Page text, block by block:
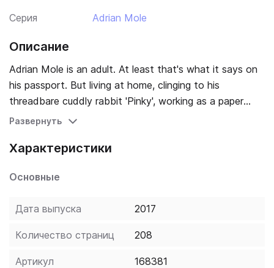
Серия Adrian Mole
Описание
Adrian Mole is an adult. At least that's what it says on
his passport. But living at home, clinging to his
threadbare cuddly rabbit 'Pinky', working as a paper
pusher for the DoE and pining for the love of his life,
what he expected. Still, without the slings and arrows
have to write about…
Развернуть
Характеристики
Основные
Дата выпуска 2017
Количество страниц 208
Артикул 168381